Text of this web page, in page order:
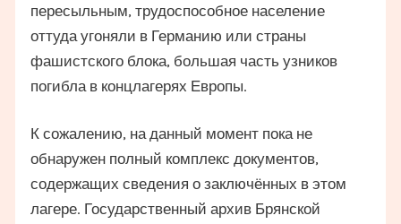
пересыльным, трудоспособное население
оттуда угоняли в Германию или страны
фашистского блока, большая часть узников
погибла в концлагерях Европы.
К сожалению, на данный момент пока не
обнаружен полный комплекс документов,
содержащих сведения о заключённых в этом
лагере. Государственный архив Брянской